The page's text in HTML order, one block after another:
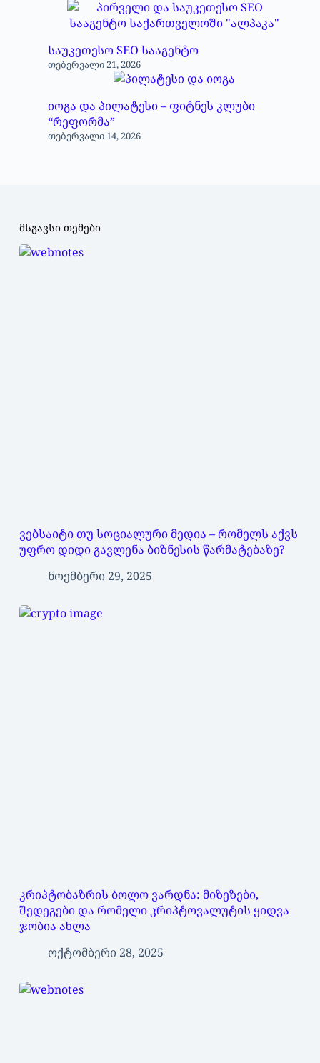
საუკეთესო SEO სააგენტო
თებერვალი 21, 2026
იოგა და პილატესი – ფიტნეს კლუბი
“რეფორმა”
თებერვალი 14, 2026
მსგავსი თემები
ვებსაიტი თუ სოციალური მედია – რომელს აქვს
უფრო დიდი გავლენა ბიზნესის წარმატებაზე?
ნოემბერი 29, 2025
კრიპტობაზრის ბოლო ვარდნა: მიზეზები,
შედეგები და რომელი კრიპტოვალუტის ყიდვა
ჯობია ახლა
ოქტომბერი 28, 2025